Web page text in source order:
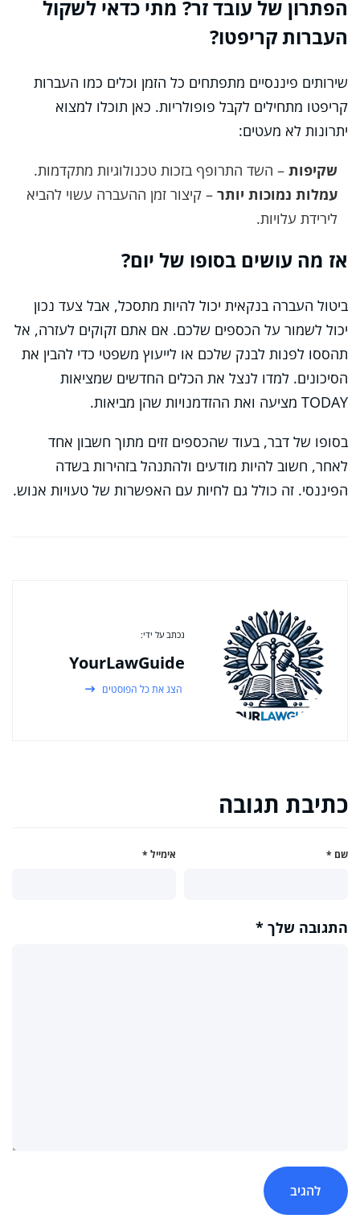
הפתרון של עובד זר? מתי כדאי לשקול
העברות קריפטו?
שירותים פיננסיים מתפתחים כל הזמן וכלים כמו העברות
קריפטו מתחילים לקבל פופולריות. כאן תוכלו למצוא
יתרונות לא מעטים:
שקיפות – השד התרופף בזכות טכנולוגיות מתקדמות.
עמלות נמוכות יותר – קיצור זמן ההעברה עשוי להביא
לירידת עלויות.
אז מה עושים בסופו של יום?
ביטול העברה בנקאית יכול להיות מתסכל, אבל צעד נכון
יכול לשמור על הכספים שלכם. אם אתם זקוקים לעזרה, אל
תהססו לפנות לבנק שלכם או לייעוץ משפטי כדי להבין את
הסיכונים. למדו לנצל את הכלים החדשים שמציאות
TODAY מציעה ואת ההזדמנויות שהן מביאות.
בסופו של דבר, בעוד שהכספים זזים מתוך חשבון אחד
לאחר, חשוב להיות מודעים ולהתנהל בזהירות בשדה
הפיננסי. זה כולל גם לחיות עם האפשרות של טעויות אנוש.
נכתב על ידי:
YourLawGuide
הצג את כל הפוסטים
כתיבת תגובה
שם * אימייל *
התגובה שלך *